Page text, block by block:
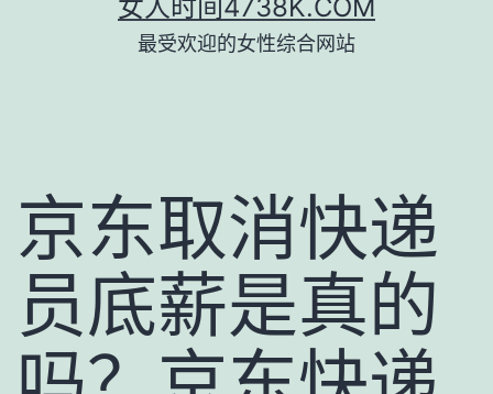
女人时间4738K.COM
最受欢迎的女性综合网站
京东取消快递
员底薪是真的